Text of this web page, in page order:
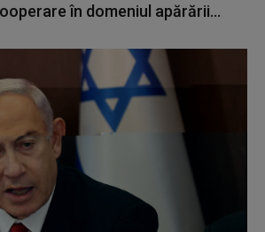
în domeniul apărării...